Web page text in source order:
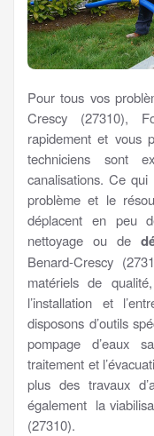
Pour tous vos
Crescy (27310),
rapidement et vous
techniciens sont
canalisations. Ce
problème et le
déplacent en peu
nettoyage ou de
Benard-Crescy
matériels de
l’installation et
disposons d’outils
pompage d’eaux
traitement et
plus des travaux
également la
(27310).